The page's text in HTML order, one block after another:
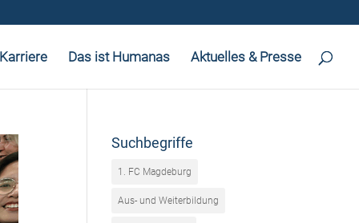
Das ist Humanas Aktuelles & Presse
Suchbegriffe
1. FC Magdeburg
Aus- und Weiterbildung